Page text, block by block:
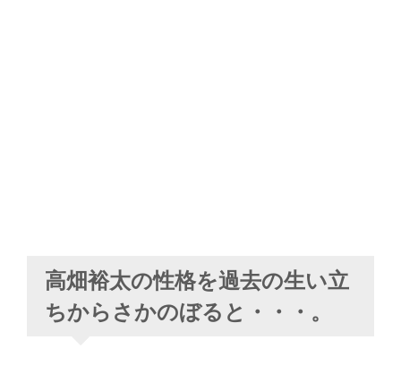
高畑裕太の性格を過去の生い立
ちからさかのぼると・・・。